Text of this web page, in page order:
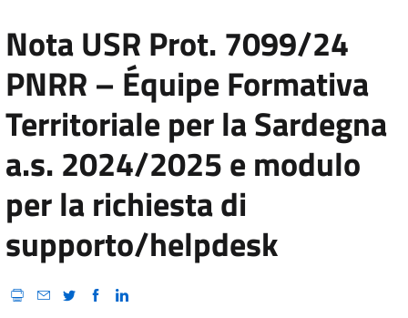
Nota USR Prot. 7099/24
PNRR – Équipe Formativa
Territoriale per la Sardegna
a.s. 2024/2025 e modulo
per la richiesta di
supporto/helpdesk